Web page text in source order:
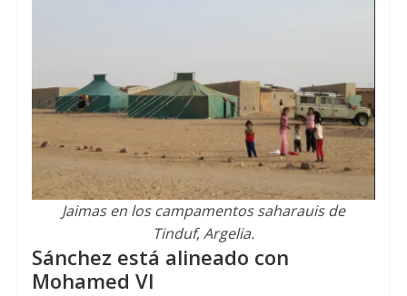
Jaimas en los campamentos saharauis de
Tinduf,Argelia.
Sánchez está alineado con
Mohamed VI